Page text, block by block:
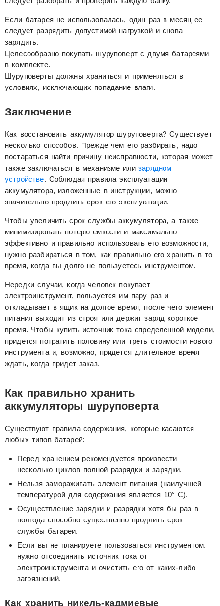
Если батарея не использовалась, один раз в месяц ее
следует разрядить допустимой нагрузкой и снова
зарядить.
Целесообразно покупать шуруповерт с двумя батареями
в комплекте.
Шуруповерты должны храниться и применяться в
условиях, исключающих попадание влаги.
Заключение
Как восстановить аккумулятор шуруповерта? Существует
несколько способов. Прежде чем его разбирать, надо
постараться найти причину неисправности, которая может
также заключаться в механизме илизарядном
устройстве. Соблюдая правила эксплуатации
аккумулятора, изложенные в инструкции, можно
значительно продлить срок его эксплуатации.
Чтобы увеличить срок службы аккумулятора, а также
минимизировать потерю емкости и максимально
эффективно и правильно использовать его возможности,
нужно разбираться в том, как правильно его хранить в то
время, когда вы долго не пользуетесь инструментом.
Нередки случаи, когда человек покупает
электроинструмент, пользуется им пару раз и
откладывает в ящик на долгое время, после чего элемент
питания выходит из строя или держит заряд короткое
время. Чтобы купить источник тока определенной модели,
придется потратить половину или треть стоимости нового
инструмента и, возможно, придется длительное время
ждать, когда придет заказ.
Как правильно хранить
аккумуляторы шуруповерта
Существуют правила содержания, которые касаются
любых типов батарей:
Перед хранением рекомендуется произвести
несколько циклов полной разрядки и зарядки.
Нельзя замораживать элемент питания (наилучшей
температурой для содержания является 10° C).
Осуществление зарядки и разрядки хотя бы раз в
полгода способно существенно продлить срок
службы батареи.
Если вы не планируете пользоваться инструментом,
нужно отсоединить источник тока от
электроинструмента и очистить его от каких-либо
загрязнений.
Как хранить никель-кадмиевые